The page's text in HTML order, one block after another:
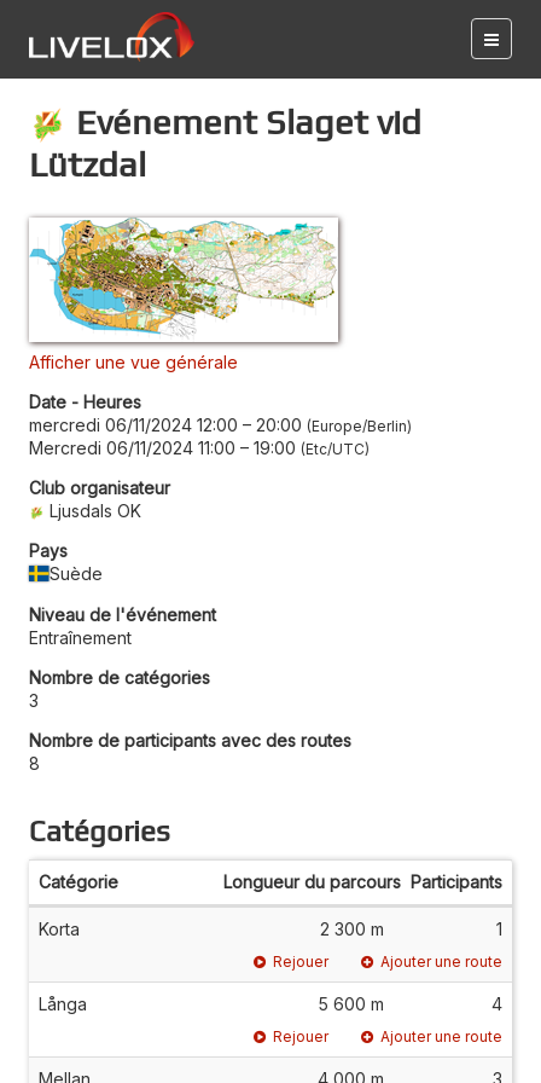
Evénement Slaget vid
Lützdal
Afficher une vue générale
Date - Heures
mercredi 06/11/2024 12:00 – 20:00 Europe/Berlin
Mercredi 06/11/2024 11:00 – 19:00 Etc/UTC
Club organisateur
Ljusdals OK
Pays
Suède
Niveau de l'événement
Entraînement
Nombre de catégories
3
Nombre de participants avec des routes
8
Catégories
Catégorie Longueur du parcours Participants
Korta 2 300 m 1
Rejouer Ajouter une route
Långa 5 600 m 4
Rejouer Ajouter une route
Mellan 4 000 m 3